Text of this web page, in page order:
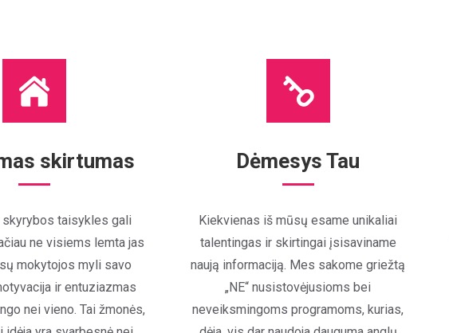
skirtumas
skyrybos taisykles gali
ne visiems lemta jas
mokytojos myli savo
ir entuziazmas
nei vieno. Tai žmonės,
Dėmesys Tau
Kiekvienas iš mūsų esame unikaliai
talentingas ir skirtingai įsisaviname
naują informaciją. Mes sakome griežtą
„NE“ nusistovėjusioms bei
neveiksmingoms programoms, kurias,